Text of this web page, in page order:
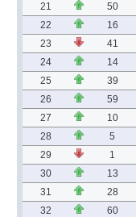
21
50
22
16
23
41
24
14
25
39
26
59
27
10
28
5
29
1
30
13
31
28
32
60